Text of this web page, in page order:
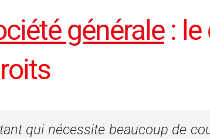
générale: le
qui nécessite beaucoup de